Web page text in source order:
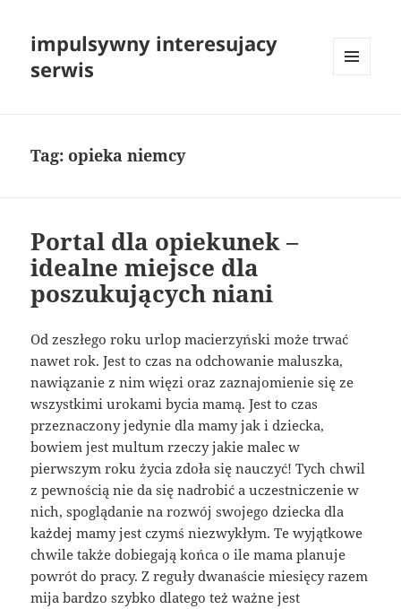
impulsywny interesujacy
serwis
Tag:opieka niemcy
Portal dla opiekunek –
idealne miejsce dla
poszukujących niani
Od zeszłego roku urlop macierzyński może trwać
nawet rok. Jest to czas na odchowanie maluszka,
nawiązanie z nim więzi oraz zaznajomienie się ze
wszystkimi urokami bycia mamą. Jest to czas
przeznaczony jedynie dla mamy jak i dziecka,
bowiem jest multum rzeczy jakie malec w
pierwszym roku życia zdoła się nauczyć! Tych chwil
z pewnością nie da się nadrobić a uczestniczenie w
nich, spoglądanie na rozwój swojego dziecka dla
każdej mamy jest czymś niezwykłym. Te wyjątkowe
chwile także dobiegają końca o ile mama planuje
powrót do pracy. Z reguły dwanaście miesięcy razem
mija bardzo szybko dlatego też ważne jest